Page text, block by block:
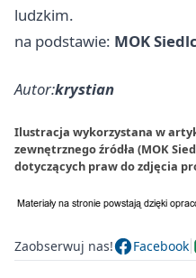
ludzkim.
na podstawie: MOK
Autor:krystian
Ilustracja wykorzystana w
zewnętrznego źródła (MOK
dotyczących praw do zdjęcia
Zaobserwuj nas! Facebook